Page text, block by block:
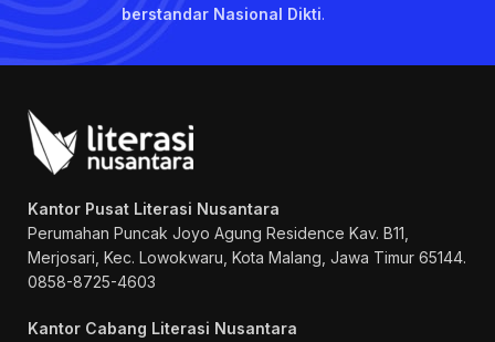
berstandar Nasional Dikti.
Kantor Pusat Literasi Nusantara
Perumahan Puncak Joyo Agung Residence Kav. B11,
Merjosari, Kec. Lowokwaru, Kota Malang, Jawa Timur 65144.
0858-8725-4603
Kantor Cabang Literasi Nusantara